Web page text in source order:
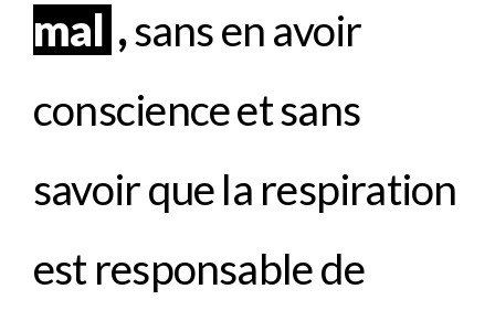
mal ,sans en avoir
conscience et sans
savoir que la respiration
est responsable de